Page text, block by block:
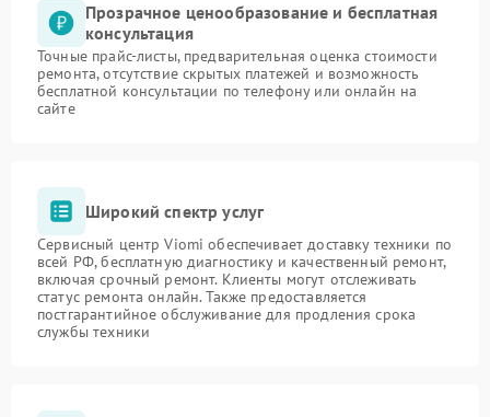
Прозрачное ценообразование и бесплатная
консультация
Точные прайс-листы, предварительная оценка стоимости
ремонта, отсутствие скрытых платежей и возможность
бесплатной консультации по телефону или онлайн на
сайте
Широкий спектр услуг
Сервисный центр Viomi обеспечивает доставку техники по
всей РФ, бесплатную диагностику и качественный ремонт,
включая срочный ремонт. Клиенты могут отслеживать
статус ремонта онлайн. Также предоставляется
постгарантийное обслуживание для продления срока
службы техники